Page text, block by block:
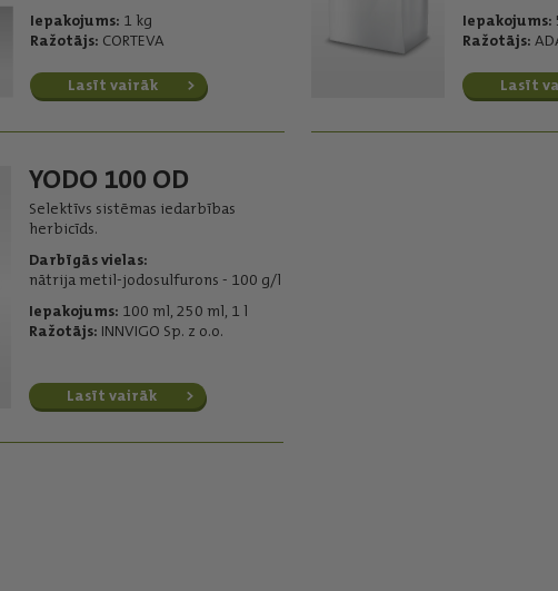
Iepakojums: 1 kg
Ražotājs: CORTEVA
Lasīt vairāk
Iepakojums:
Ražotājs:
Lasīt
YODO 100 OD
Selektīvs sistēmas iedarbības
herbicīds.
Darbīgās vielas:
nātrija metil-jodosulfurons - 100 g/l
Iepakojums: 100 ml, 250 ml, 1 l
Ražotājs: INNVIGO Sp. z o.o.
Lasīt vairāk